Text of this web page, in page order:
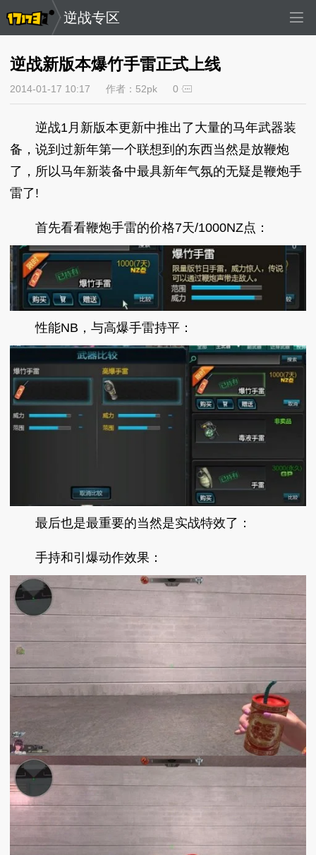
逆战专区
逆战新版本爆竹手雷正式上线
2014-01-17 10:17 作者：52pk 0
逆战1月新版本更新中推出了大量的马年武器装
备，说到过新年第一个联想到的东西当然是放鞭炮
了，所以马年新装备中最具新年气氛的无疑是鞭炮手
雷了!
首先看看鞭炮手雷的价格7天/1000NZ点：
性能NB，与高爆手雷持平：
最后也是最重要的当然是实战特效了：
手持和引爆动作效果：